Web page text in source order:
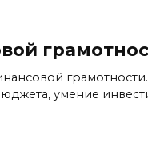
умение